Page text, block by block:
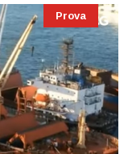
Prova